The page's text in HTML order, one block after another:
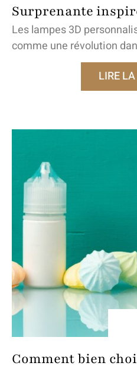
Surprenante
Les lampes 3D
comme une révolution
LIRE
Comment bien